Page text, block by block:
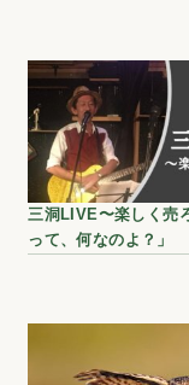
三洞LIVE〜楽しく売
って、何なのよ？」